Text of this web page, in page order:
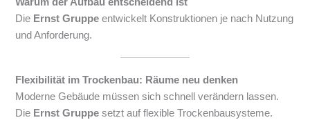
Warum der Aufbau entscheidend ist
Die Ernst Gruppe entwickelt Konstruktionen je nach Nutzung
und Anforderung.
Flexibilität im Trockenbau: Räume neu denken
Moderne Gebäude müssen sich schnell verändern lassen.
Die Ernst Gruppe setzt auf flexible Trockenbausysteme.